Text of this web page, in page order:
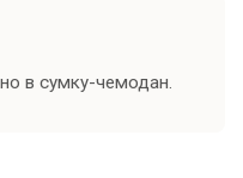
в сумку-чемодан.